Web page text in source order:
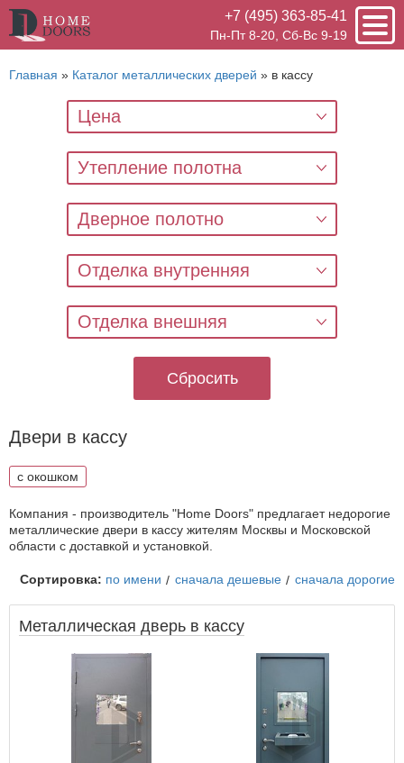
+7 (495) 363-85-41
Пн-Пт 8-20, Сб-Вс 9-19
Главная » Каталог металлических дверей » в кассу
Цена
Утепление полотна
Дверное полотно
Отделка внутренняя
Отделка внешняя
Сбросить
Двери в кассу
с окошком
Компания - производитель "Home Doors" предлагает недорогие
металлические двери в кассу жителям Москвы и Московской
области с доставкой и установкой.
Сортировка: по имени сначала дешевые сначала дорогие
Металлическая дверь в кассу